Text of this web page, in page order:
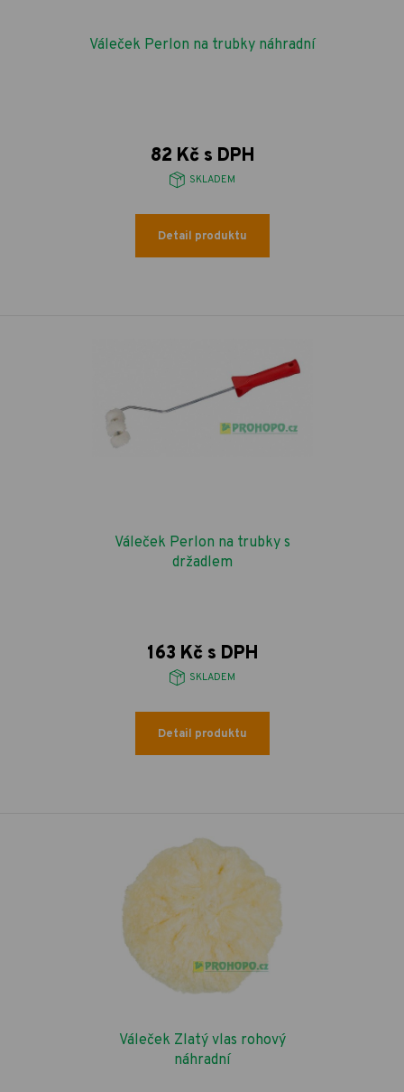
Váleček Perlon na trubky náhradní
82 Kč s DPH
SKLADEM
Detail produktu
Váleček Perlon na trubky s
držadlem
163 Kč s DPH
SKLADEM
Detail produktu
Váleček Zlatý vlas rohový
náhradní